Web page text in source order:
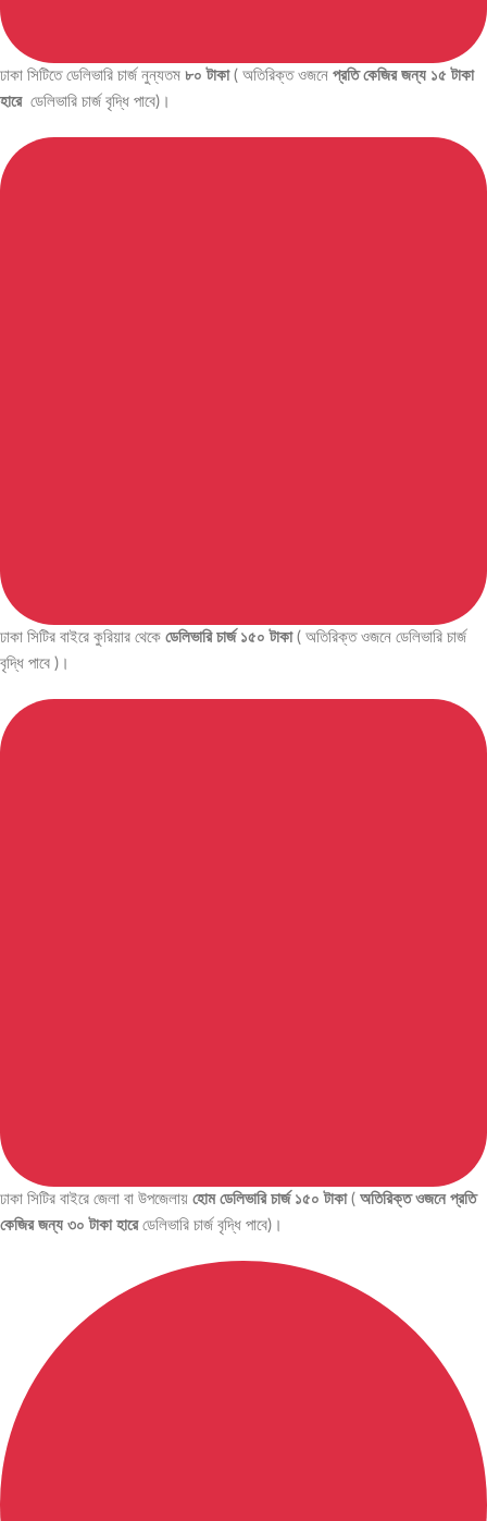
ঢাকা সিটিতে ডেলিভারি চার্জ নুন্যতম ৮০ টাকা( অতিরিক্ত ওজনে প্রতি কেজির জন্য ১৫ টাকা
হারে ডেলিভারি চার্জ বৃদ্ধি পাবে)।
ঢাকা সিটির বাইরে কুরিয়ার থেকে ডেলিভারি চার্জ ১৫০ টাকা( অতিরিক্ত ওজনে ডেলিভারি চার্জ
বৃদ্ধি পাবে )।
ঢাকা সিটির বাইরে জেলা বা উপজেলায় হোম ডেলিভারি চার্জ ১৫০ টাকা ( অতিরিক্ত ওজনে প্রতি
কেজির জন্য ৩০ টাকা হারেডেলিভারি চার্জ বৃদ্ধি পাবে)।